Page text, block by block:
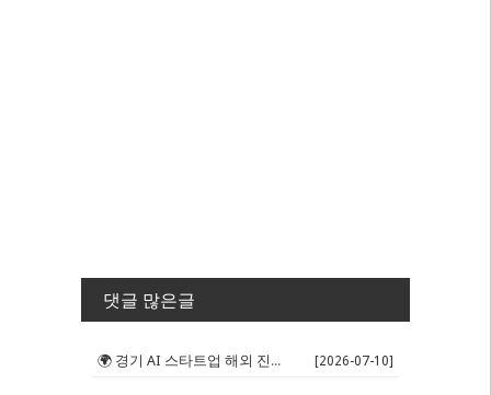
댓글 많은글
🌍 경기 AI 스타트업 해외 진출 판... [2026-07-10]